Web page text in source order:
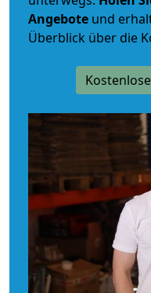
Angebote und
Überblick über die